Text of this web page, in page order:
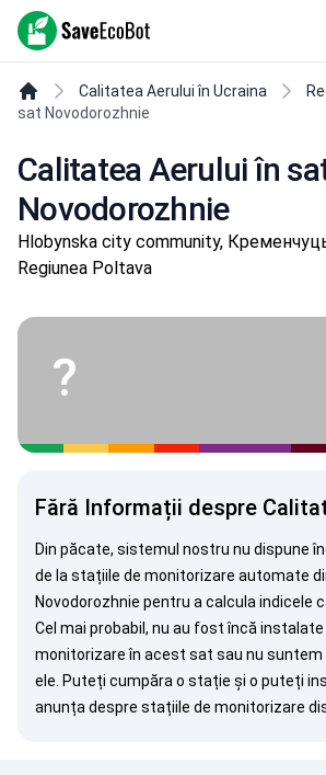
SaveEcoBot
Calitatea Aerului în Ucraina
sat Novodorozhnie
Calitatea Aerului în
Novodorozhnie
Hlobynska city community,
Regiunea Poltava
?
Fără Informații despre
Din păcate, sistemul nostru nu dispune
de la stațiile de monitorizare automate
Novodorozhnie pentru a calcula indicele
Cel mai probabil, nu au fost încă
monitorizare în acest sat sau nu
ele. Puteți cumpăra o stație și o puteți
anunța despre stațiile de monitorizare